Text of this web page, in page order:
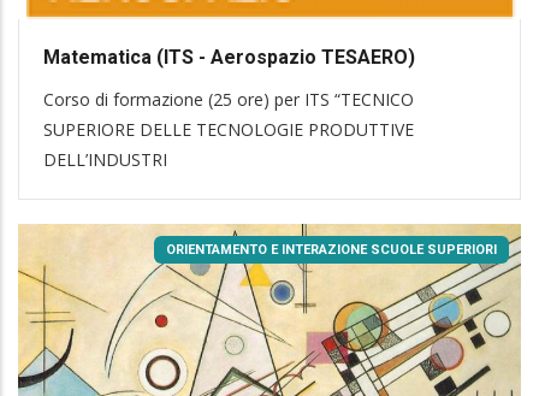
Matematica (ITS - Aerospazio TESAERO)
Corso di formazione (25 ore) per ITS “TECNICO
SUPERIORE DELLE TECNOLOGIE PRODUTTIVE
DELL’INDUSTRI
ORIENTAMENTO E INTERAZIONE SCUOLE SUPERIORI